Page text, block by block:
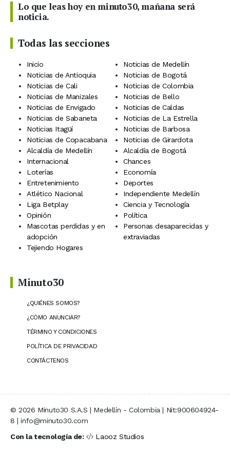
Lo que leas hoy en minuto30, mañana será
noticia.
Todas las secciones
Inicio
Noticias de Medellín
Noticias de Antioquia
Noticias de Bogotá
Noticias de Cali
Noticias de Colombia
Noticias de Manizales
Noticias de Bello
Noticias de Envigado
Noticias de Caldas
Noticias de Sabaneta
Noticias de La Estrella
Noticias Itagüí
Noticias de Barbosa
Noticias de Copacabana
Noticias de Girardota
Alcaldía de Medellín
Alcaldía de Bogotá
Internacional
Chances
Loterías
Economía
Entretenimiento
Deportes
Atlético Nacional
Independiente Medellín
Liga Betplay
Ciencia y Tecnología
Opinión
Política
Mascotas perdidas y en
adopción
Personas desaparecidas y
extraviadas
Tejiendo Hogares
Minuto30
¿QUIÉNES SOMOS?
¿CÓMO ANUNCIAR?
TÉRMINO Y CONDICIONES
POLÍTICA DE PRIVACIDAD
CONTÁCTENOS
© 2026 Minuto30 S.A.S | Medellín - Colombia | Nit:900604924-
8 | info@minuto30.com
Con la tecnología de:
Laooz Studios